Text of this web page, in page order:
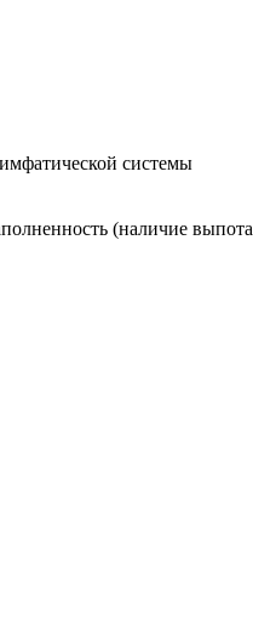
системы
(наличие выпота